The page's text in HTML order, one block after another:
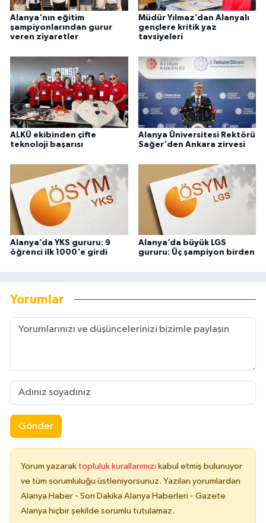
Alanya'nın eğitim
şampiyonlarından gurur
veren ziyaretler
Müdür Yılmaz’dan Alanyalı
gençlere kritik yaz
tavsiyeleri
ALKÜ ekibinden çifte
teknoloji başarısı
Alanya Üniversitesi Rektörü
Sağer'den Ankara zirvesi
Alanya’da YKS gururu: 9
öğrenci ilk 1000'e girdi
Alanya’da büyük LGS
gururu: Üç şampiyon birden
Yorumlar
Gönder
Yorum yazarak topluluk kurallarımızı kabul etmiş bulunuyor
ve tüm sorumluluğu üstleniyorsunuz. Yazılan yorumlardan
Alanya Haber - Son Dakika Alanya Haberleri - Gazete
Alanya hiçbir şekilde sorumlu tutulamaz.